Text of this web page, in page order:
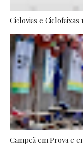
Ciclovias e Ciclofaixas
Campeã em Prova e